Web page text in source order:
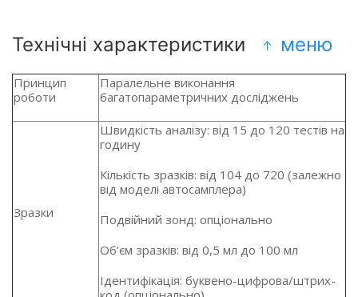
Технічні характеристики меню
Принцип
роботи
Паралельне виконання
багатопараметричних досліджень
Зразки
Швидкість аналізу: від 15 до 120 тестів на
годину
Кількість зразків: від 104 до 720 (залежно
від моделі автосамплера)
Подвійний зонд: опціонально
Об’єм зразків: від 0,5 мл до 100 мл
Ідентифікація: буквено-цифрова/штрих-